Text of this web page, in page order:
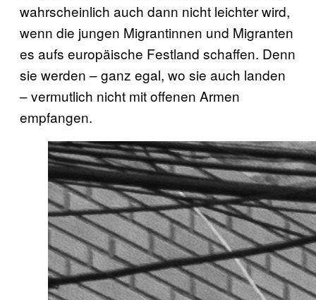
wahrscheinlich auch dann nicht leichter wird,
wenn die jungen Migrantinnen und Migranten
es aufs europäische Festland schaffen. Denn
sie werden – ganz egal, wo sie auch landen
– vermutlich nicht mit offenen Armen
empfangen.